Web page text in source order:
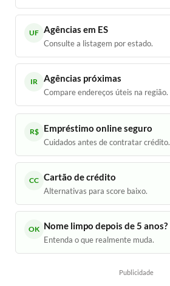
UF Agências em ES
Consulte a listagem por estado.
IR Agências próximas
Compare endereços úteis na região.
R$ Empréstimo online seguro
Cuidados antes de contratar crédito.
CC Cartão de crédito
Alternativas para score baixo.
OK Nome limpo depois de 5 anos?
Entenda o que realmente muda.
Publicidade